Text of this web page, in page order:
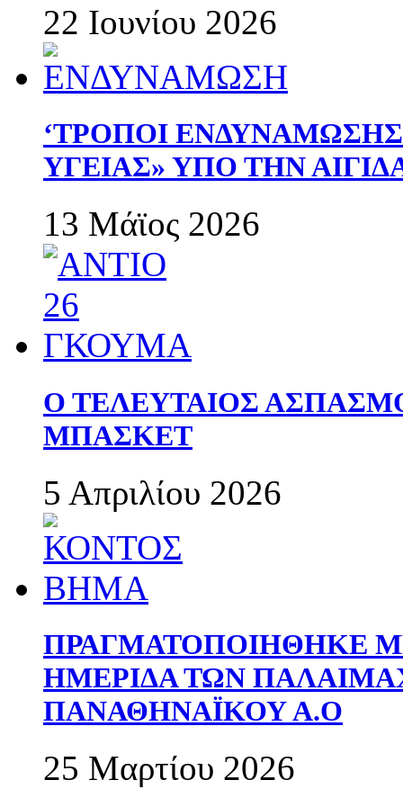
22 Ιουνίου 2026
‘ΤΡΟΠΟΙ
ΥΓΕΙΑΣ» ΥΠΟ ΤΗΝ
13 Μάϊος 2026
Ο ΤΕΛΕΥΤΑΙΟΣ
ΜΠΑΣΚΕΤ
5 Απριλίου 2026
ΠΡΑΓΜΑΤΟΠΟΙΗΘΗΚΕ
ΗΜΕΡΙΔΑ ΤΩΝ
ΠΑΝΑΘΗΝΑΪΚΟΥ Α.Ο
25 Μαρτίου 2026